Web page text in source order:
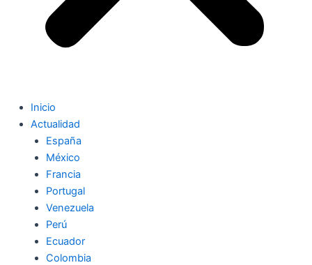
Inicio
Actualidad
España
México
Francia
Portugal
Venezuela
Perú
Ecuador
Colombia